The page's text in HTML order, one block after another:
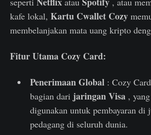
kafe lokal, Kartu Cwallet Cozy
membelanjakan mata uang kripto
Fitur Utama Cozy Card:
Penerimaan Global : Cozy
bagian dari jaringan Visa, yang
digunakan untuk pembayaran di
pedagang di seluruh dunia.